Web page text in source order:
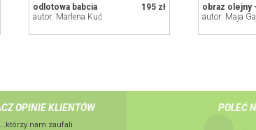
195 zł
odlotowa babcia
autor: Marlena Kuć
autor: Maja
OPINIE KLIENTÓW
...którzy nam zaufali
POLEĆ